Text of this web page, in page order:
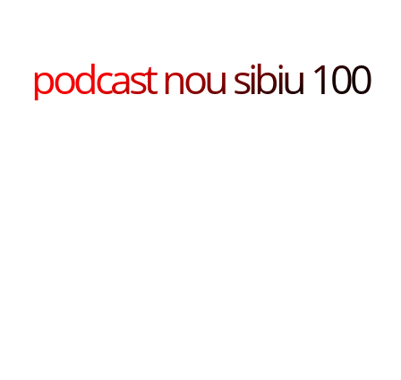
podcast nou sibiu 100